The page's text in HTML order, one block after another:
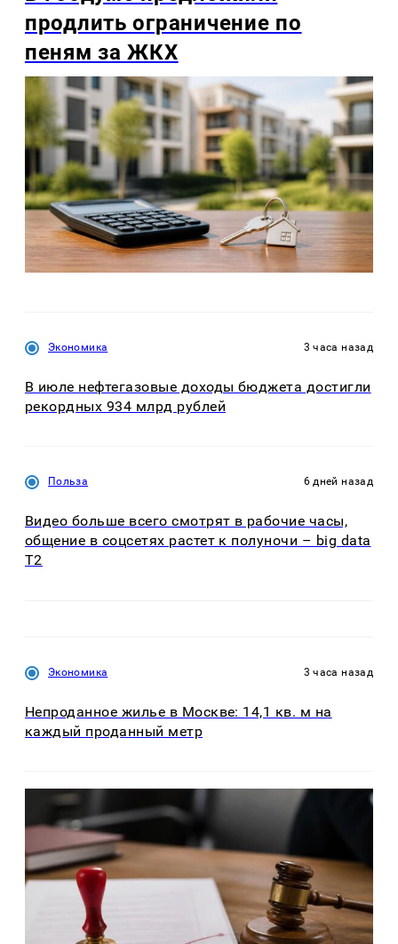
продлить ограничение по
пеням за ЖКХ
Экономика 3 часа назад
В июле нефтегазовые доходы бюджета достигли
рекордных 934 млрд рублей
Польза 6 дней назад
Видео больше всего смотрят в рабочие часы,
общение в соцсетях растет к полуночи – big data
T2
Экономика 3 часа назад
Непроданное жилье в Москве: 14,1 кв. м на
каждый проданный метр